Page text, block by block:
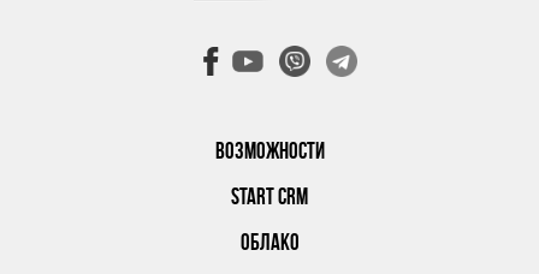
ВОЗМОЖНОСТИ
START CRM
ОБЛАКО